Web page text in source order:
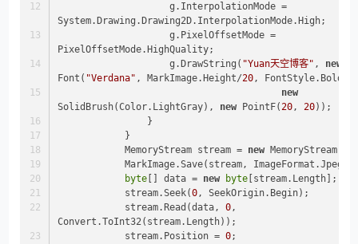
System.Drawing.Drawing2D.InterpolationMode.High;
PixelOffsetMode.HighQuality;
                    g.DrawString(
"Yuan天空博客" , new
Font( "Verdana" , MarkImage.Height/20,
new
SolidBrush(Color.LightGray), new PointF(20, 20));
                }
            }
            MemoryStream stream =
new MemoryStream();
            MarkImage.Save(stream, ImageFormat.Jpeg);
byte[] data = new byte[stream.Length];
            stream.Seek(
0, SeekOrigin.Begin);
            stream.Read(data,
0,
Convert.ToInt32(stream.Length));
            stream.Position =
0;